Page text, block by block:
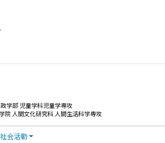
学部 児童学科児童学専攻
院 人間文化研究科 人間生活科学専攻
社会活動